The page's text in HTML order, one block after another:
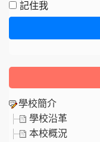
記住我
學校簡介
學校沿革
本校概況